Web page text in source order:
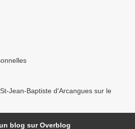
Jean-Baptiste d'Arcangues sur le
blog sur Overblog